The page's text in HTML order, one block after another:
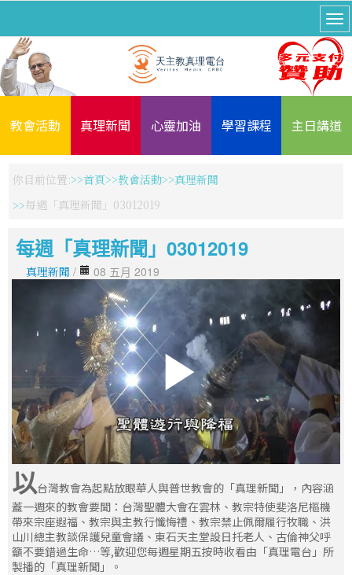
教會活動 真理新聞 心靈加油 學習課程 主日講道
你目前位置: 首頁 教會活動
真理新聞
每週「真理新聞」03012019
每週「真理新聞」03012019
真理新聞 / 08 五月 2019
以台灣教會為起點放眼華人與普世教會的「真理新聞」，內容涵
蓋一週來的教會要聞：台灣聖體大會在雲林、教宗特使斐洛尼樞機
帶來宗座遐福、教宗與主教行懺悔禮、教宗禁止佩爾履行牧職、洪
山川總主教談保護兒童會議、東石天主堂設日托老人、古倫神父呼
籲不要錯過生命…等,歡迎您每週星期五按時收看由「真理電台」所
製播的「真理新聞」。